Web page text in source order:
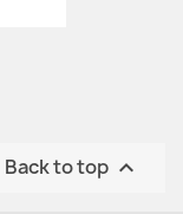
Back to top 